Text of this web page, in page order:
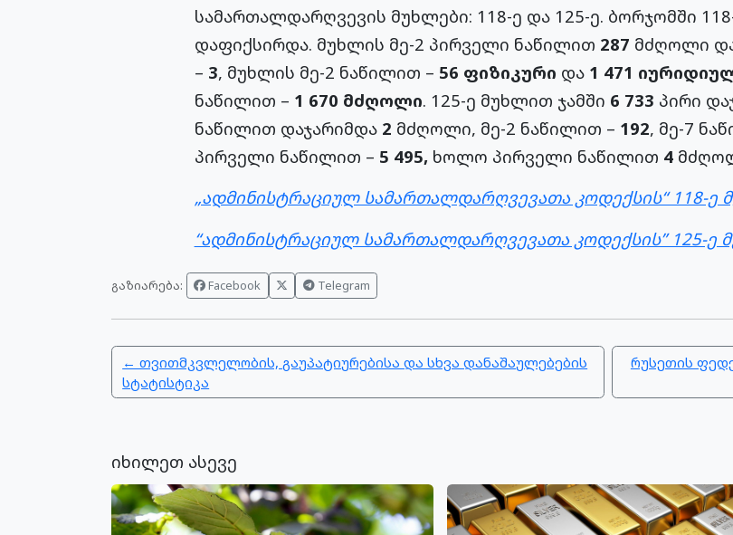
სამართალდარღვევის მუხლები: 118-ე და 125-ე. ბორჯომში
დაფიქსირდა. მუხლის მე-2 პირველი ნაწილით 287 მძღოლი
– 3, მუხლის მე-2 ნაწილით – 56 ფიზიკური და 1 471
ნაწილით – 1 670 მძღოლი. 125-ე მუხლით ჯამში 6 733 პირი
ნაწილით დაჯარიმდა 2 მძღოლი, მე-2 ნაწილით – 192, მე-7
პირველი ნაწილით – 5 495, ხოლო პირველი ნაწილით 4
„ადმინისტრაციულ სამართალდარღვევათა კოდექსის“ 118-ე
“ადმინისტრაციულ სამართალდარღვევათა კოდექსის” 125-ე
გაზიარება: Facebook Telegram
← თვითმკვლელობის, გაუპატიურებისა და სხვა დანაშაულებების
სტატისტიკა
რუსეთის
იხილეთ ასევე